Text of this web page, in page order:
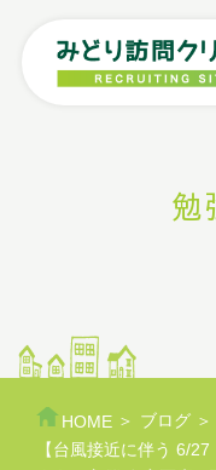
勉
HOME ブログ
【台風接近に伴う 6/